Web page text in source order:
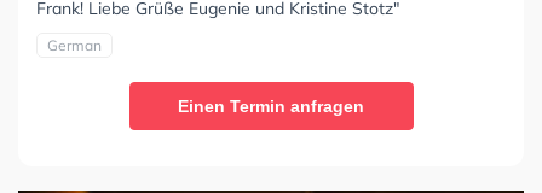
Frank! Liebe Grüße Eugenie und Kristine Stotz"
German
Einen Termin anfragen